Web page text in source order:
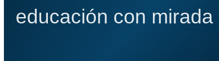
educación con